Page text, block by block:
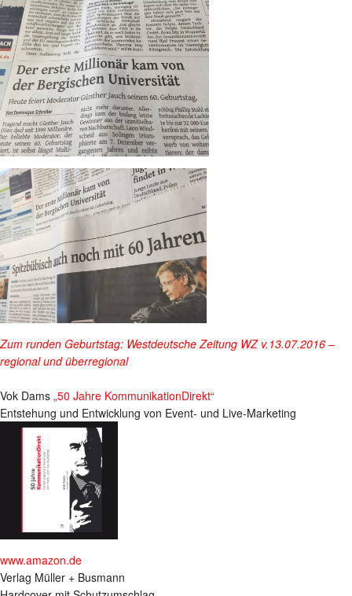
Zum runden Geburtstag: Westdeutsche Zeitung WZ v.13.07.2016 –
regional und überregional
Vok Dams „50 Jahre KommunikationDirekt“
Entstehung und Entwicklung von Event- und Live-Marketing
www.amazon.de
Verlag Müller + Busmann